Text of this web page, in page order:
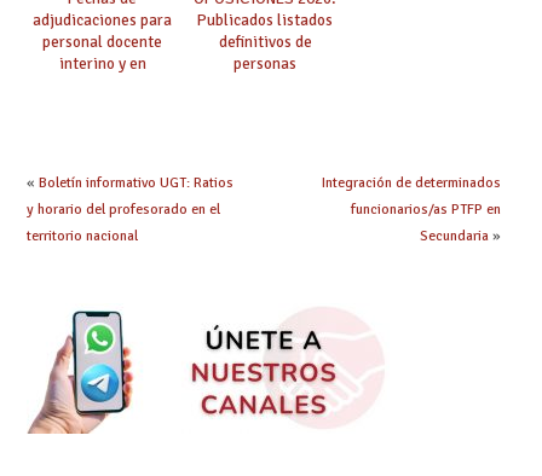
adjudicaciones para
personal docente
interino y en
Publicados listados
definitivos de
personas
« Boletín informativo UGT: Ratios
y horario del profesorado en el
territorio nacional
Integración de determinados
funcionarios/as PTFP en
Secundaria»